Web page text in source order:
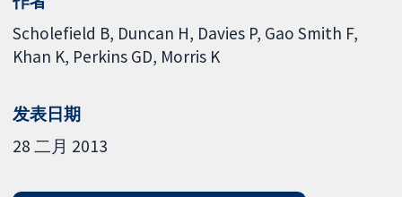
Scholefield B Duncan H Davies P Gao Smith F
Khan K Perkins GD Morris K
发表日期
28 二月 2013